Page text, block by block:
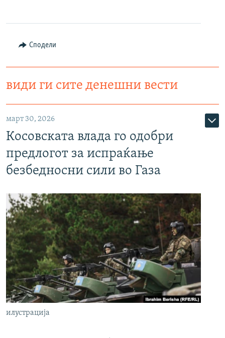
Сподели
види ги сите денешни вести
март 30, 2026
Косовската влада го одобри
предлогот за испраќање
безбедносни сили во Газа
илустрација